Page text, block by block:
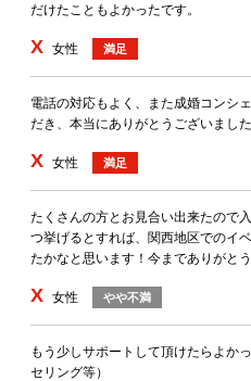
だけたこともよかったです。
X 女性 満足
電話の対応もよく、また成婚コンシ
だき、本当にありがとうございました
X 女性 満足
たくさんの方とお見合い出来たので
つ挙げるとすれば、関西地区でのイ
たかなと思います！今までありがとう
X 女性 やや不満
もう少しサポートして頂けたらよか
セリング等）